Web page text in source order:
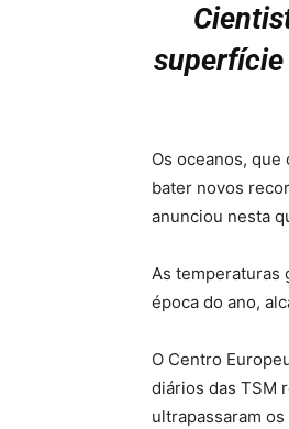
Os oceanos,
bater novos
anunciou nesta
As temperaturas
época do ano,
O Centro
diários das TSM
ultrapassaram